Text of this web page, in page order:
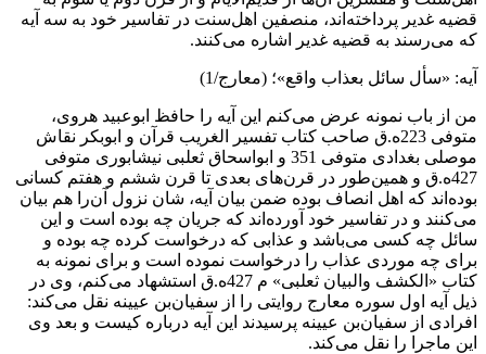
قضیه غدیر پرداخته‌اند، منصفین اهل‌سنت در تفاسیر خود به سه آیه
که می‌رسند به قضیه غدیر اشاره می‌کنند.
آیه: «سأل سائل بعذاب واقع»؛ (معارج/1)
من از باب نمونه عرض می‌کنم این آیه را حافظ ابوعبید هروی،
متوفی 223ه.ق صاحب کتاب تفسیر الغریب قرآن و ابوبکر نقاش
موصلی بغدادی متوفی 351 و ابواسحاق ثعلبی نیشابوری متوفی
427ه.ق و همین‌طور در قرن‌های بعدی تا قرن ششم و هفتم کسانی
بوده‌اند که اهل انصاف بوده ضمن بیان آیه، شان نزول آن‌را هم بیان
می‌کنند و در تفاسیر خود آورده‌اند که جریان چه بوده است و این
سائل چه کسی می‌باشد و عذابی که درخواست کرده چه بوده و
برای چه موردی عذاب را درخواست نموده است و برای نمونه به
کتاب «الکشف والبیان ثعلبی» م 427ه.ق استشهاد می‌کنم، وی در
ذیل آیه اول سوره معارج روایتی را از سفیان‌بن عیینه نقل می‌کند:
افرادی از سفیان‌بن عیینه پرسیدند این آیه درباره کیست و بعد وی
این ماجرا را نقل می‌کند.